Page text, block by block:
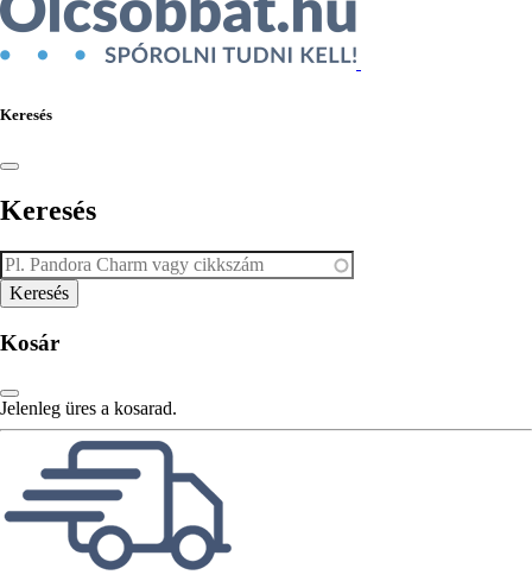
Keresés
Keresés
Kosár
Jelenleg üres a kosarad.